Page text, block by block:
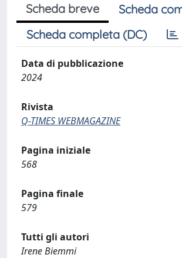
Scheda breve
Scheda
Scheda completa (DC)
Data di pubblicazione
2024
Rivista
Q-TIMES WEBMAGAZINE
Pagina iniziale
568
Pagina finale
579
Tutti gli autori
Irene Biemmi